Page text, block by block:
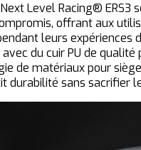
Level Racing® ERS3
offrant aux
leurs expériences
du cuir PU de
de matériaux pour
durabilité sans sacrifier